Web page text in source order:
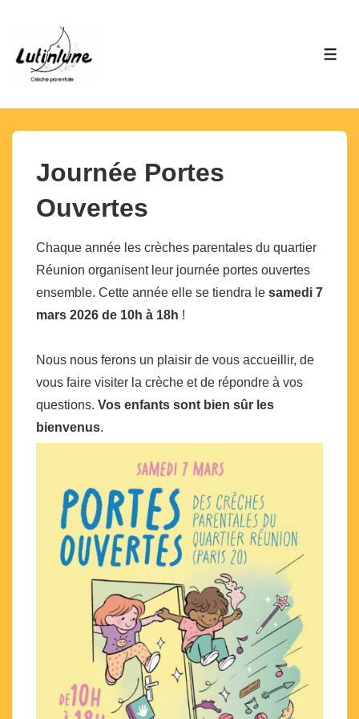
contenu
Journée Portes
Ouvertes
Chaque année les crèches parentales du quartier
Réunion organisent leur journée portes ouvertes
ensemble. Cette année elle se tiendra le samedi 7
mars 2026 de 10h à 18h !
Nous nous ferons un plaisir de vous accueillir, de
vous faire visiter la crèche et de répondre à vos
questions. Vos enfants sont bien sûr les
bienvenus.